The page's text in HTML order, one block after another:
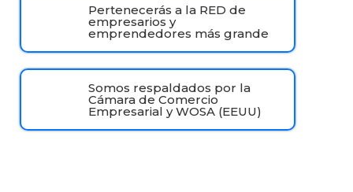
Pertenecerás a la RED de
empresarios y
emprendedores más grande
Somos respaldados por la
Cámara de Comercio
Empresarial y WOSA (EEUU)